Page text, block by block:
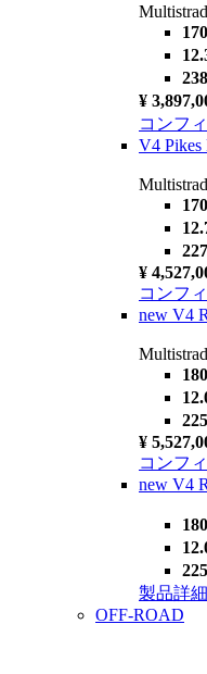
¥
コンフ
V4 Pikes
¥
コンフ
new V4
¥
コンフ
new V4
製品詳細
OFF-ROAD